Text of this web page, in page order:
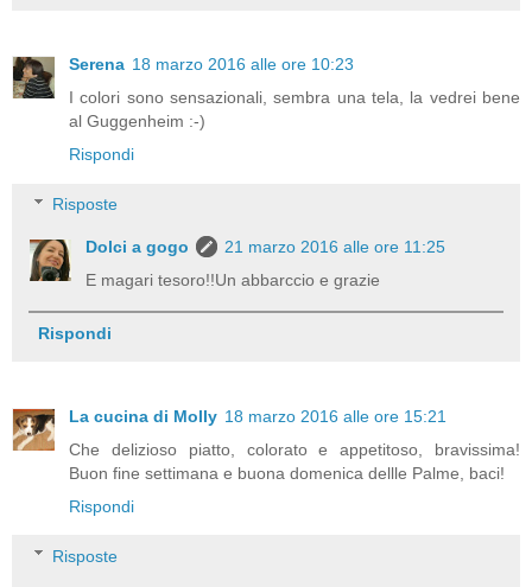
Serena 18 marzo 2016 alle ore 10:23
I colori sono sensazionali, sembra una tela, la vedrei bene
al Guggenheim :-)
Rispondi
Risposte
Dolci a gogo
21 marzo 2016 alle ore 11:25
E magari tesoro!!Un abbarccio e grazie
Rispondi
La cucina di Molly 18 marzo 2016 alle ore 15:21
Che delizioso piatto, colorato e appetitoso, bravissima!
Buon fine settimana e buona domenica dellle Palme, baci!
Rispondi
Risposte